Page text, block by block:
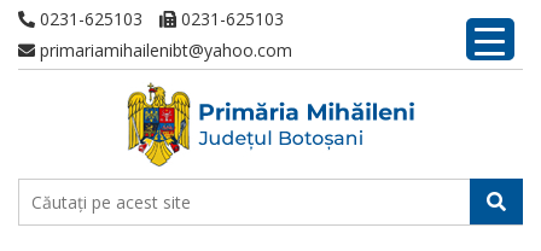
0231-625103
0231-625103
primariamihailenibt@yahoo.com